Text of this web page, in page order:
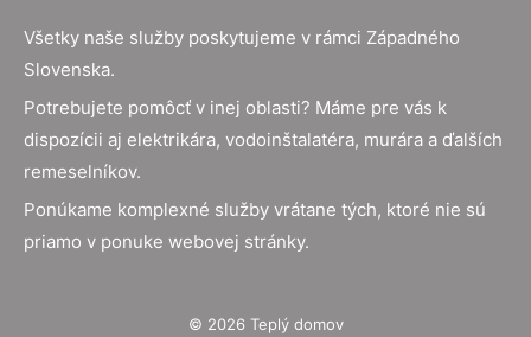
Všetky naše služby poskytujeme v rámci Západného
Slovenska.
Potrebujete pomôcť v inej oblasti? Máme pre vás k
dispozícii aj elektrikára, vodoinštalatéra, murára a ďalších
remeselníkov.
Ponúkame komplexné služby vrátane tých, ktoré nie sú
priamo v ponuke webovej stránky.
© 2026 Teplý domov